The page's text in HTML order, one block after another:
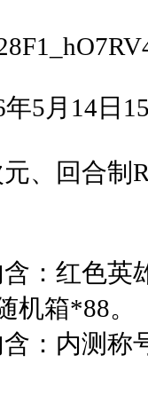
年5月14日
、回合制
：红色
机箱*88。
：内测